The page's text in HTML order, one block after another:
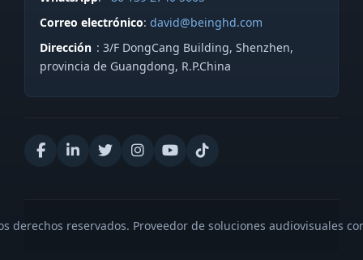
Correo electrónico:david@beinghd.com
Dirección : 3/F DongCang Building, Shenzhen,
provincia de Guangdong, R.P.China
derechos reservados. Proveedor de soluciones audiovisuales